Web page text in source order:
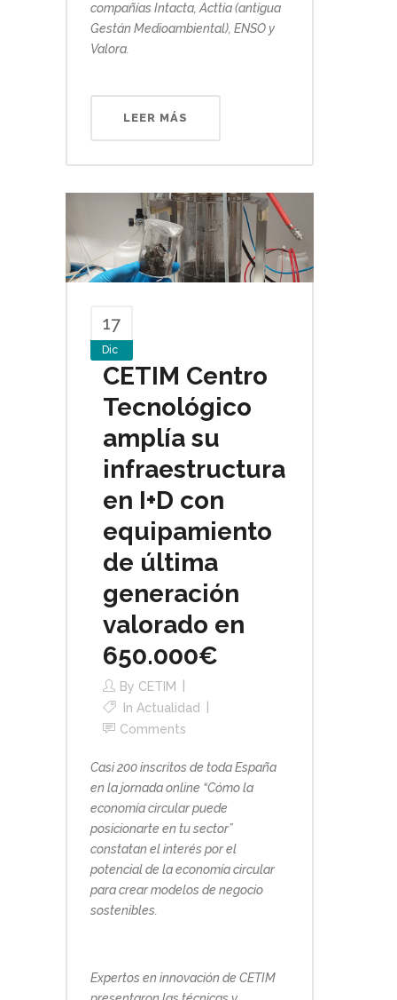
compañías Intacta, Acttia (antigua
Gestán Medioambiental), ENSO y
Valora.
LEER MÁS
17
Dic
CETIM Centro
Tecnológico
amplía su
infraestructura
en I+D con
equipamiento
de última
generación
valorado en
650.000€
By CETIM
In Actualidad
Comments
Casi 200 inscritos de toda España
en la jornada online “Cómo la
economía circular puede
posicionarte en tu sector”
constatan el interés por el
potencial de la economía circular
para crear modelos de negocio
sostenibles.
Expertos en innovación de CETIM